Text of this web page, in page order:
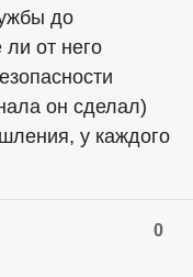
до
ли от него
он сделал)
у каждого
0